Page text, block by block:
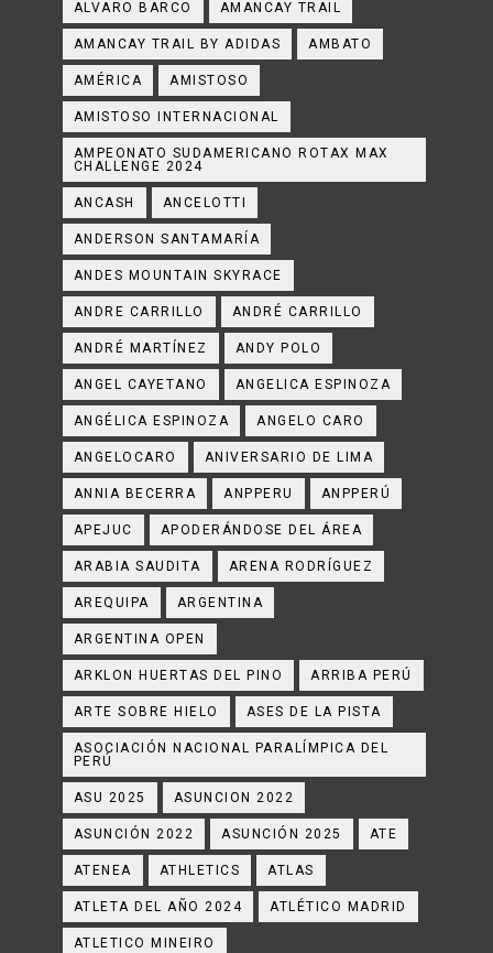
ALVARO BARCO AMANCAY TRAIL
AMANCAY TRAIL BY ADIDAS AMBATO
AMÉRICA AMISTOSO
AMISTOSO INTERNACIONAL
AMPEONATO SUDAMERICANO ROTAX MAX
CHALLENGE 2024
ANCASH ANCELOTTI
ANDERSON SANTAMARÍA
ANDES MOUNTAIN SKYRACE
ANDRE CARRILLO ANDRÉ CARRILLO
ANDRÉ MARTÍNEZ ANDY POLO
ANGEL CAYETANO ANGELICA ESPINOZA
ANGÉLICA ESPINOZA ANGELO CARO
ANGELOCARO ANIVERSARIO DE LIMA
ANNIA BECERRA ANPPERU ANPPERÚ
APEJUC APODERÁNDOSE DEL ÁREA
ARABIA SAUDITA ARENA RODRÍGUEZ
AREQUIPA ARGENTINA
ARGENTINA OPEN
ARKLON HUERTAS DEL PINO ARRIBA PERÚ
ARTE SOBRE HIELO ASES DE LA PISTA
ASOCIACIÓN NACIONAL PARALÍMPICA DEL
PERÚ
ASU 2025 ASUNCION 2022
ASUNCIÓN 2022 ASUNCIÓN 2025 ATE
ATENEA ATHLETICS ATLAS
ATLETA DEL AÑO 2024 ATLÉTICO MADRID
ATLETICO MINEIRO